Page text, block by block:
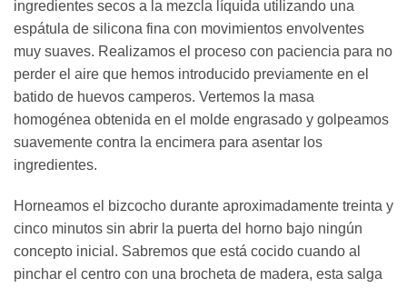
ingredientes secos a la mezcla líquida utilizando una
espátula de silicona fina con movimientos envolventes
muy suaves. Realizamos el proceso con paciencia para no
perder el aire que hemos introducido previamente en el
batido de huevos camperos. Vertemos la masa
homogénea obtenida en el molde engrasado y golpeamos
suavemente contra la encimera para asentar los
ingredientes.
Horneamos el bizcocho durante aproximadamente treinta y
cinco minutos sin abrir la puerta del horno bajo ningún
concepto inicial. Sabremos que está cocido cuando al
pinchar el centro con una brocheta de madera, esta salga